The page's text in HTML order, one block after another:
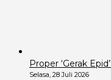
Proper ‘Gerak
Selasa, 28 Juli 2026